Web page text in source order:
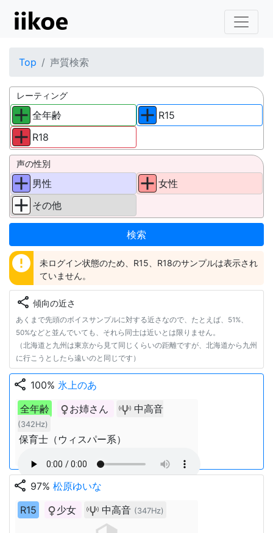
Top 声質検索
レーティング
全年齢
R18
R15
声の性別
男性
その他
女性
error
未ログイン状態のため、R15、R18のサンプルは表示され
ていません。
share 傾向の近さ
あくまで先頭のボイスサンプルに対する近さなので、たとえば、51%、
50%などと並んでいても、それら同士は近いとは限りません。
（北海道と九州は東京から見て同じくらいの距離ですが、北海道から九州
に行こうとしたら遠いのと同じです）
share 100% 氷上のあ
全年齢
お姉さん 中高音
(342Hz)
保育士（ウィスパー系）
share 97% 松原ゆいな
R15
少女 中高音 (347Hz)